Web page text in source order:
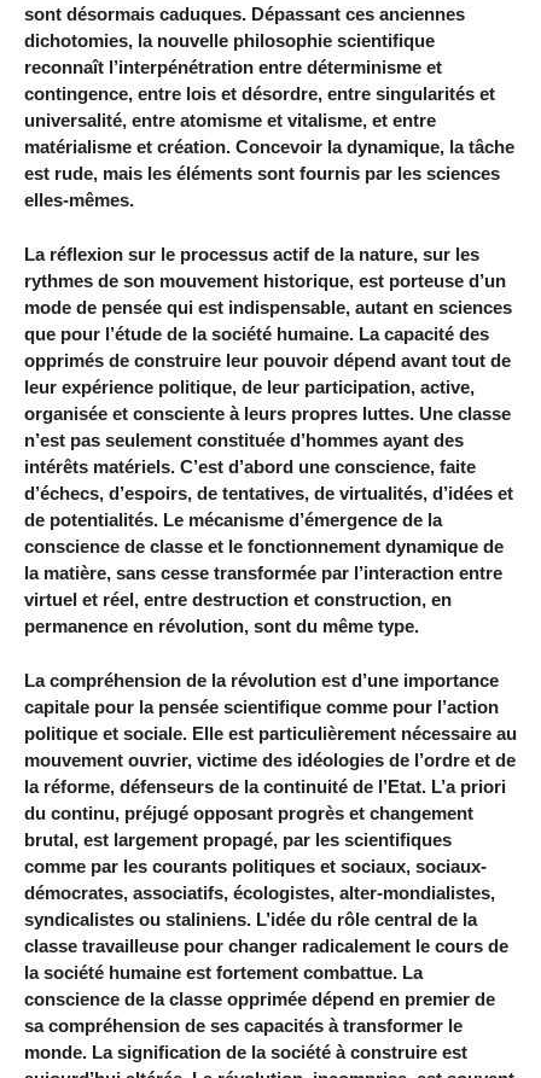
sont désormais caduques. Dépassant ces anciennes
dichotomies, la nouvelle philosophie scientifique
reconnaît l’interpénétration entre déterminisme et
contingence, entre lois et désordre, entre singularités et
universalité, entre atomisme et vitalisme, et entre
matérialisme et création. Concevoir la dynamique, la tâche
est rude, mais les éléments sont fournis par les sciences
elles-mêmes.
La réflexion sur le processus actif de la nature, sur les
rythmes de son mouvement historique, est porteuse d’un
mode de pensée qui est indispensable, autant en sciences
que pour l’étude de la société humaine. La capacité des
opprimés de construire leur pouvoir dépend avant tout de
leur expérience politique, de leur participation, active,
organisée et consciente à leurs propres luttes. Une classe
n’est pas seulement constituée d’hommes ayant des
intérêts matériels. C’est d’abord une conscience, faite
d’échecs, d’espoirs, de tentatives, de virtualités, d’idées et
de potentialités. Le mécanisme d’émergence de la
conscience de classe et le fonctionnement dynamique de
la matière, sans cesse transformée par l’interaction entre
virtuel et réel, entre destruction et construction, en
permanence en révolution, sont du même type.
La compréhension de la révolution est d’une importance
capitale pour la pensée scientifique comme pour l’action
politique et sociale. Elle est particulièrement nécessaire au
mouvement ouvrier, victime des idéologies de l’ordre et de
la réforme, défenseurs de la continuité de l’Etat. L’a priori
du continu, préjugé opposant progrès et changement
brutal, est largement propagé, par les scientifiques
comme par les courants politiques et sociaux, sociaux-
démocrates, associatifs, écologistes, alter-mondialistes,
syndicalistes ou staliniens. L’idée du rôle central de la
classe travailleuse pour changer radicalement le cours de
la société humaine est fortement combattue. La
conscience de la classe opprimée dépend en premier de
sa compréhension de ses capacités à transformer le
monde. La signification de la société à construire est